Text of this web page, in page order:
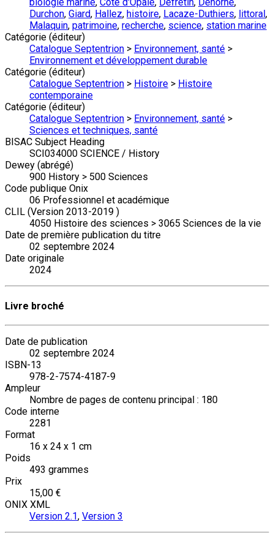
Durchon, Giard, Hallez, histoire, Lacaze-Duthiers, littoral ,
Malaquin, patrimoine, recherche, science, station marine
Catégorie (éditeur)
Catalogue Septentrion > Environnement, santé >
Environnement et développement durable
Catégorie (éditeur)
Catalogue Septentrion > Histoire > Histoire
contemporaine
Catégorie (éditeur)
Catalogue Septentrion > Environnement, santé >
Sciences et techniques, santé
BISAC Subject Heading
SCI034000 SCIENCE / History
Dewey (abrégé)
900 History > 500 Sciences
Code publique Onix
06 Professionnel et académique
CLIL (Version 2013-2019 )
4050 Histoire des sciences > 3065 Sciences de la vie
Date de première publication du titre
02 septembre 2024
Date originale
2024
Livre broché
Date de publication
02 septembre 2024
ISBN-13
978-2-7574-4187-9
Ampleur
Nombre de pages de contenu principal : 180
Code interne
2281
Format
16 x 24 x 1 cm
Poids
493 grammes
Prix
15,00 €
ONIX XML
Version 2.1, Version 3